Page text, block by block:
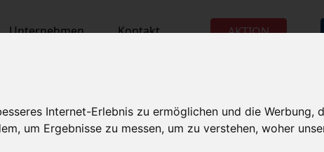
Internet-Erlebnis zu ermöglichen und die Werbung,
um Ergebnisse zu messen, um zu verstehen, woher
Unternehmen Kontakt AKTION